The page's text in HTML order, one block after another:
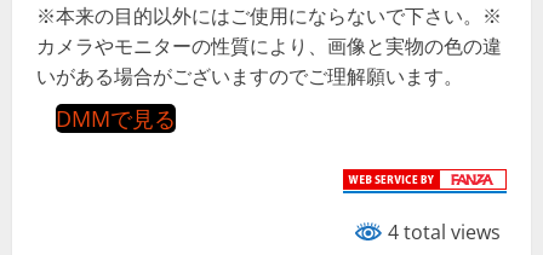
※本来の目的以外にはご使用にならないで下さい。※
カメラやモニターの性質により、画像と実物の色の違
いがある場合がございますのでご理解願います。
DMMで見る
4 total views